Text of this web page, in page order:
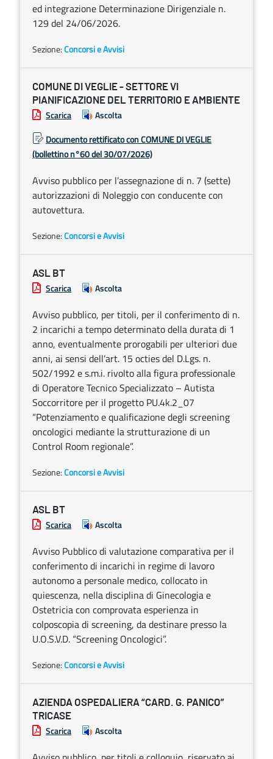
ed integrazione Determinazione Dirigenziale n.
129 del 24/06/2026.
Sezione:Concorsi e Avvisi
COMUNE DI VEGLIE - SETTORE VI
PIANIFICAZIONE DEL TERRITORIO E AMBIENTE
Scarica
Ascolta
Documento rettificato con COMUNE DI VEGLIE
(bollettino n°60 del 30/07/2026)
Avviso pubblico per l’assegnazione di n. 7 (sette)
autorizzazioni di Noleggio con conducente con
autovettura.
Sezione:Concorsi e Avvisi
ASL BT
Scarica Ascolta
Avviso pubblico, per titoli, per il conferimento di n.
2 incarichi a tempo determinato della durata di 1
anno, eventualmente prorogabili per ulteriori due
anni, ai sensi dell’art. 15 octies del D.Lgs. n.
502/1992 e s.m.i. rivolto alla figura professionale
di Operatore Tecnico Specializzato – Autista
Soccorritore per il progetto PU.4k.2_07
“Potenziamento e qualificazione degli screening
oncologici mediante la strutturazione di un
Control Room regionale”.
Sezione:Concorsi e Avvisi
ASL BT
Scarica Ascolta
Avviso Pubblico di valutazione comparativa per il
conferimento di incarichi in regime di lavoro
autonomo a personale medico, collocato in
quiescenza, nella disciplina di Ginecologia e
Ostetricia con comprovata esperienza in
colposcopia di screening, da destinare presso la
U.O.S.V.D. “Screening Oncologici”.
Sezione:Concorsi e Avvisi
AZIENDA OSPEDALIERA “CARD. G. PANICO”
TRICASE
Scarica Ascolta